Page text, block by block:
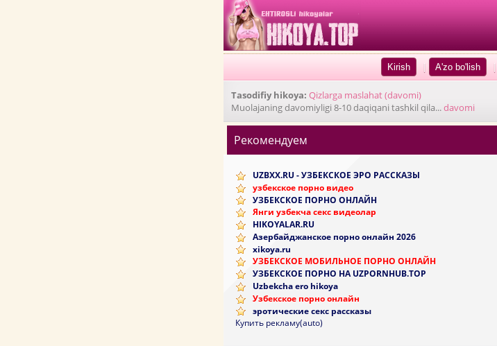
| |
Tasodifiy hikoya: Qizlarga maslahat (davomi)
Muolajaning davomiyligi 8-10 daqiqani tashkil qila...davomi
Рекомендуем
UZBXX.RU - УЗБЕКСКОЕ ЭРО РАССКАЗЫ
узбекское порно видео
УЗБЕКСКОЕ ПОРНО ОНЛАЙН
Янги узбекча секс видеолар
HIKOYALAR.RU
Азербайджанское порно онлайн 2026
xikoya.ru
УЗБЕКСКОЕ МОБИЛЬНОЕ ПОРНО ОНЛАЙН
УЗБЕКСКОЕ ПОРНО НА UZPORNHUB.TOP
Uzbekcha ero hikoya
Узбекское порно онлайн
эротические секс рассказы
Купить рекламу(auto)